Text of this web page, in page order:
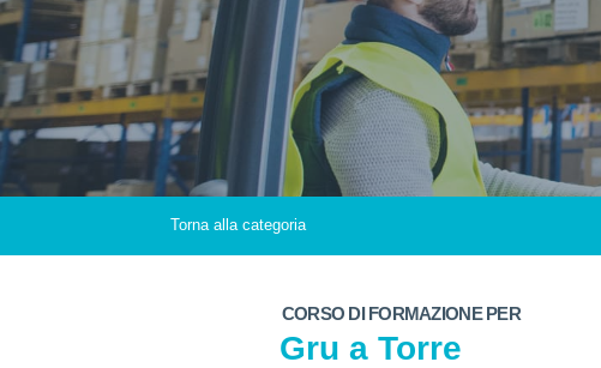
Tutela Sport Ambiente
Antincendio
Cantieri
Certificazioni
Haccp
Torna alla categoria
CORSO DI FORMAZIONE PER
Gru a Torre